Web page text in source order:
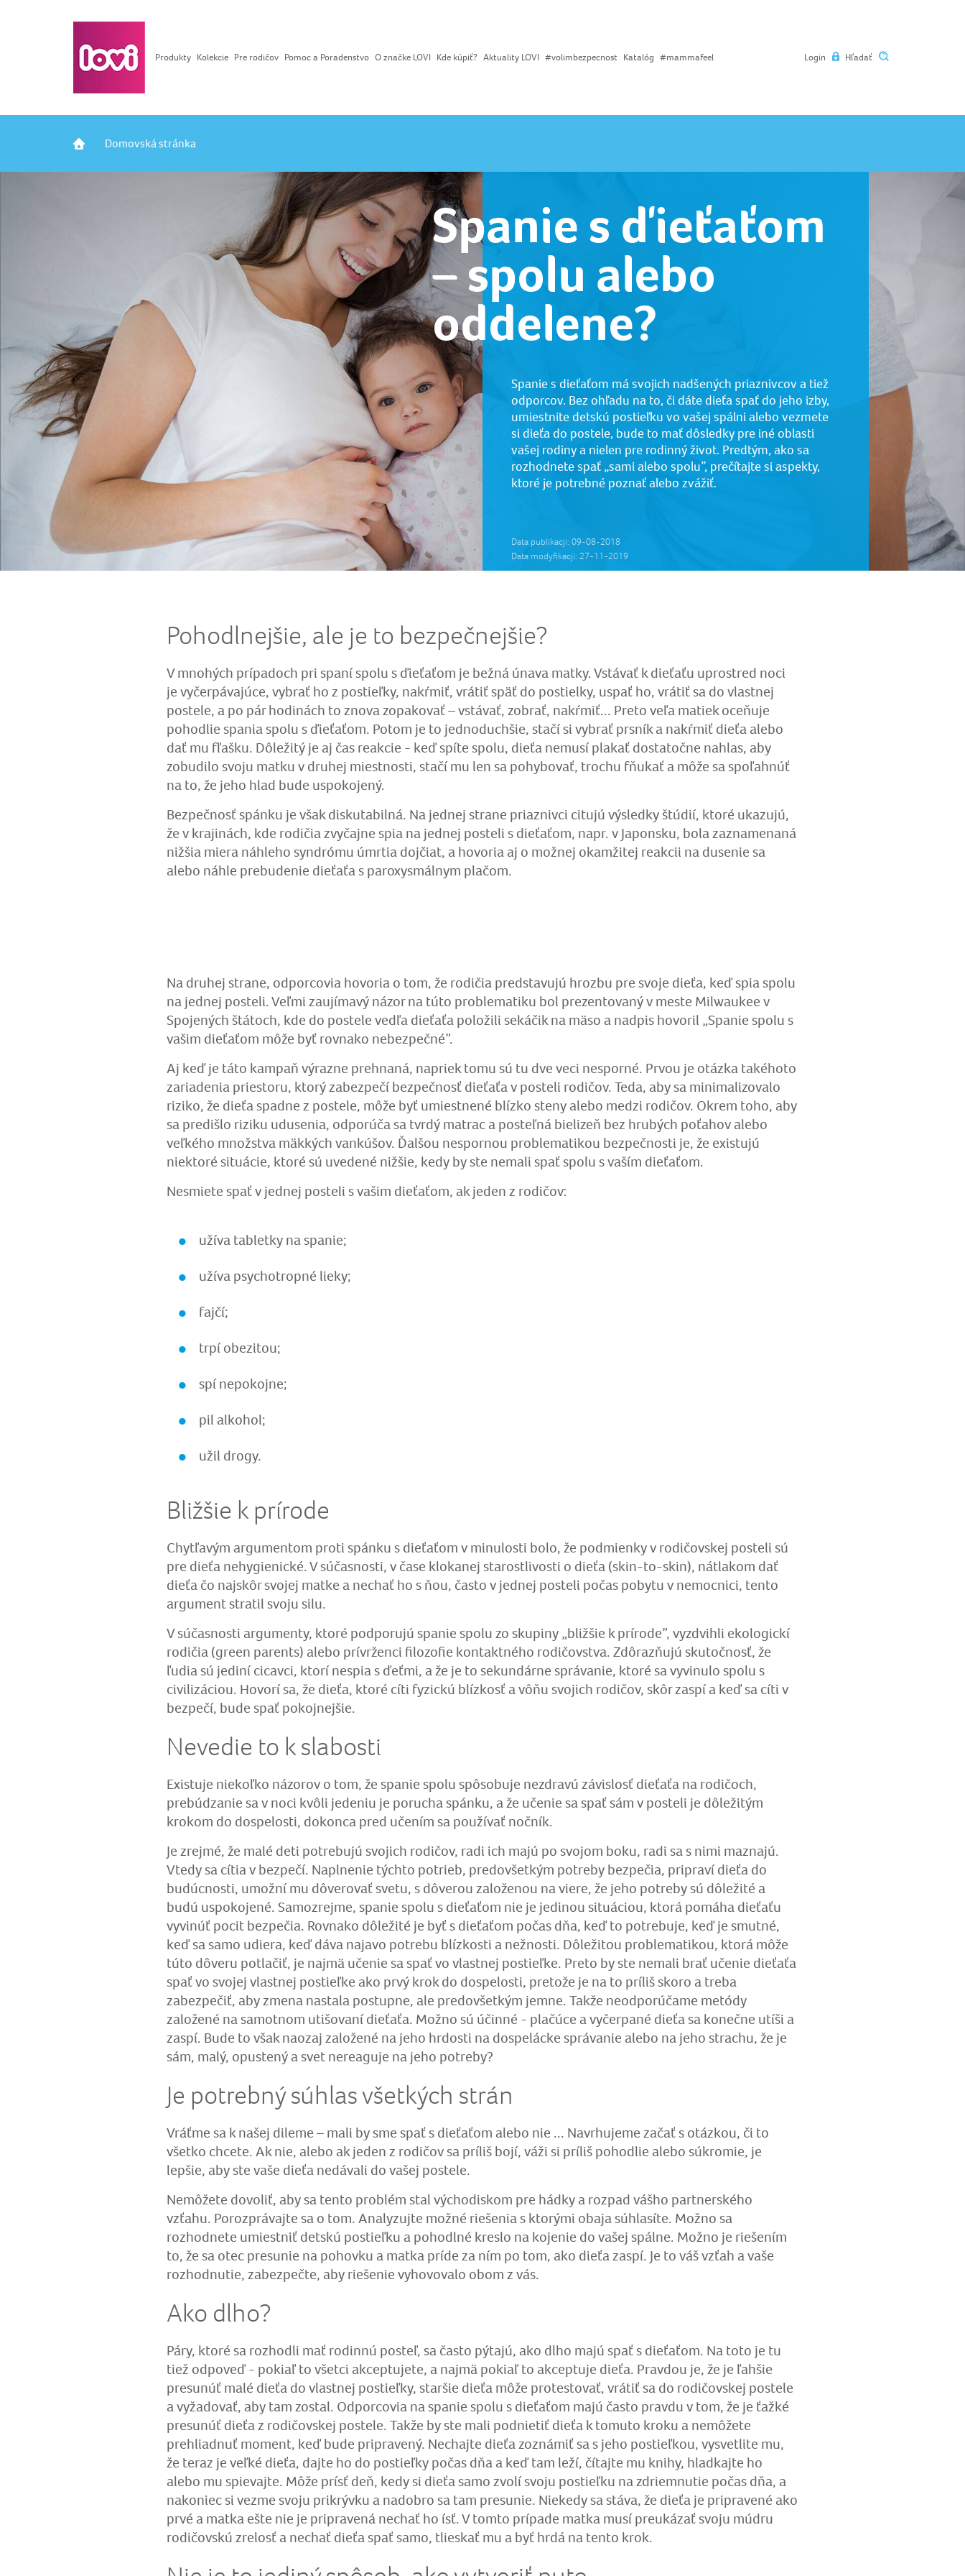
Produkty Kolekcie Pre rodičov Pomoc a Poradenstvo O značke LOVI Kde kúpiť? Aktuality LOVI #volimbezpecnost Katalóg #mammafeel Login Hľadať
Domovská stránka
Spanie s ďieťaťom
– spolu alebo
oddelene?
Spanie s dieťaťom má svojich nadšených priaznivcov a tiež
odporcov. Bez ohľadu na to, či dáte dieťa spať do jeho izby,
umiestnite detskú postieľku vo vašej spálni alebo vezmete
si dieťa do postele, bude to mať dôsledky pre iné oblasti
vašej rodiny a nielen pre rodinný život. Predtým, ako sa
rozhodnete spať „sami alebo spolu”, prečítajte si aspekty,
ktoré je potrebné poznať alebo zvážiť.
Data publikacji: 09-08-2018
Data modyfikacji: 27-11-2019
Pohodlnejšie, ale je to bezpečnejšie?
V mnohých prípadoch pri spaní spolu s ďieťaťom je bežná únava matky. Vstávať k dieťaťu uprostred noci
je vyčerpávajúce, vybrať ho z postieľky, nakŕmiť, vrátiť späť do postielky, uspať ho, vrátiť sa do vlastnej
postele, a po pár hodinách to znova zopakovať – vstávať, zobrať, nakŕmiť... Preto veľa matiek oceňuje
pohodlie spania spolu s ďieťaťom. Potom je to jednoduchšie, stačí si vybrať prsník a nakŕmiť dieťa alebo
dať mu fľašku. Dôležitý je aj čas reakcie - keď spíte spolu, dieťa nemusí plakať dostatočne nahlas, aby
zobudilo svoju matku v druhej miestnosti, stačí mu len sa pohybovať, trochu fňukať a môže sa spoľahnúť
na to, že jeho hlad bude uspokojený.
Bezpečnosť spánku je však diskutabilná. Na jednej strane priaznivci citujú výsledky štúdií, ktoré ukazujú,
že v krajinách, kde rodičia zvyčajne spia na jednej posteli s dieťaťom, napr. v Japonsku, bola zaznamenaná
nižšia miera náhleho syndrómu úmrtia dojčiat, a hovoria aj o možnej okamžitej reakcii na dusenie sa
alebo náhle prebudenie dieťaťa s paroxysmálnym plačom.
Na druhej strane, odporcovia hovoria o tom, že rodičia predstavujú hrozbu pre svoje dieťa, keď spia spolu
na jednej posteli. Veľmi zaujímavý názor na túto problematiku bol prezentovaný v meste Milwaukee v
Spojených štátoch, kde do postele vedľa dieťaťa položili sekáčik na mäso a nadpis hovoril „Spanie spolu s
vašim dieťaťom môže byť rovnako nebezpečné”.
Aj keď je táto kampaň výrazne prehnaná, napriek tomu sú tu dve veci nesporné. Prvou je otázka takéhoto
zariadenia priestoru, ktorý zabezpečí bezpečnosť dieťaťa v posteli rodičov. Teda, aby sa minimalizovalo
riziko, že dieťa spadne z postele, môže byť umiestnené blízko steny alebo medzi rodičov. Okrem toho, aby
sa predišlo riziku udusenia, odporúča sa tvrdý matrac a posteľná bielizeň bez hrubých poťahov alebo
veľkého množstva mäkkých vankúšov. Ďalšou nespornou problematikou bezpečnosti je, že existujú
niektoré situácie, ktoré sú uvedené nižšie, kedy by ste nemali spať spolu s vaším dieťaťom.
Nesmiete spať v jednej posteli s vašim dieťaťom, ak jeden z rodičov:
užíva tabletky na spanie;
užíva psychotropné lieky;
fajčí;
trpí obezitou;
spí nepokojne;
pil alkohol;
užil drogy.
Bližšie k prírode
Chytľavým argumentom proti spánku s dieťaťom v minulosti bolo, že podmienky v rodičovskej posteli sú
pre dieťa nehygienické. V súčasnosti, v čase klokanej starostlivosti o dieťa (skin-to-skin), nátlakom dať
dieťa čo najskôr svojej matke a nechať ho s ňou, často v jednej posteli počas pobytu v nemocnici, tento
argument stratil svoju silu.
V súčasnosti argumenty, ktoré podporujú spanie spolu zo skupiny „bližšie k prírode”, vyzdvihli ekologickí
rodičia (green parents) alebo prívrženci filozofie kontaktného rodičovstva. Zdôrazňujú skutočnosť, že
ľudia sú jediní cicavci, ktorí nespia s ďeťmi, a že je to sekundárne správanie, ktoré sa vyvinulo spolu s
civilizáciou. Hovorí sa, že dieťa, ktoré cíti fyzickú blízkosť a vôňu svojich rodičov, skôr zaspí a keď sa cíti v
bezpečí, bude spať pokojnejšie.
Nevedie to k slabosti
Existuje niekoľko názorov o tom, že spanie spolu spôsobuje nezdravú závislosť dieťaťa na rodičoch,
prebúdzanie sa v noci kvôli jedeniu je porucha spánku, a že učenie sa spať sám v posteli je dôležitým
krokom do dospelosti, dokonca pred učením sa používať nočník.
Je zrejmé, že malé deti potrebujú svojich rodičov, radi ich majú po svojom boku, radi sa s nimi maznajú.
Vtedy sa cítia v bezpečí. Naplnenie týchto potrieb, predovšetkým potreby bezpečia, pripraví dieťa do
budúcnosti, umožní mu dôverovať svetu, s dôverou založenou na viere, že jeho potreby sú dôležité a
budú uspokojené. Samozrejme, spanie spolu s dieťaťom nie je jedinou situáciou, ktorá pomáha dieťaťu
vyvinúť pocit bezpečia. Rovnako dôležité je byť s dieťaťom počas dňa, keď to potrebuje, keď je smutné,
keď sa samo udiera, keď dáva najavo potrebu blízkosti a nežnosti. Dôležitou problematikou, ktorá môže
túto dôveru potlačiť, je najmä učenie sa spať vo vlastnej postieľke. Preto by ste nemali brať učenie dieťaťa
spať vo svojej vlastnej postieľke ako prvý krok do dospelosti, pretože je na to príliš skoro a treba
zabezpečiť, aby zmena nastala postupne, ale predovšetkým jemne. Takže neodporúčame metódy
založené na samotnom utišovaní dieťaťa. Možno sú účinné - plačúce a vyčerpané dieťa sa konečne utíši a
zaspí. Bude to však naozaj založené na jeho hrdosti na dospelácke správanie alebo na jeho strachu, že je
sám, malý, opustený a svet nereaguje na jeho potreby?
Je potrebný súhlas všetkých strán
Vráťme sa k našej dileme – mali by sme spať s dieťaťom alebo nie ... Navrhujeme začať s otázkou, či to
všetko chcete. Ak nie, alebo ak jeden z rodičov sa príliš bojí, váži si príliš pohodlie alebo súkromie, je
lepšie, aby ste vaše dieťa nedávali do vašej postele.
Nemôžete dovoliť, aby sa tento problém stal východiskom pre hádky a rozpad vášho partnerského
vzťahu. Porozprávajte sa o tom. Analyzujte možné riešenia s ktorými obaja súhlasíte. Možno sa
rozhodnete umiestniť detskú postieľku a pohodlné kreslo na kojenie do vašej spálne. Možno je riešením
to, že sa otec presunie na pohovku a matka príde za ním po tom, ako dieťa zaspí. Je to váš vzťah a vaše
rozhodnutie, zabezpečte, aby riešenie vyhovovalo obom z vás.
Ako dlho?
Páry, ktoré sa rozhodli mať rodinnú posteľ, sa často pýtajú, ako dlho majú spať s dieťaťom. Na toto je tu
tiež odpoveď - pokiaľ to všetci akceptujete, a najmä pokiaľ to akceptuje dieťa. Pravdou je, že je ľahšie
presunúť malé dieťa do vlastnej postieľky, staršie dieťa môže protestovať, vrátiť sa do rodičovskej postele
a vyžadovať, aby tam zostal. Odporcovia na spanie spolu s dieťaťom majú často pravdu v tom, že je ťažké
presunúť dieťa z rodičovskej postele. Takže by ste mali podnietiť dieťa k tomuto kroku a nemôžete
prehliadnuť moment, keď bude pripravený. Nechajte dieťa zoznámiť sa s jeho postieľkou, vysvetlite mu,
že teraz je veľké dieťa, dajte ho do postieľky počas dňa a keď tam leží, čítajte mu knihy, hladkajte ho
alebo mu spievajte. Môže prísť deň, kedy si dieťa samo zvolí svoju postieľku na zdriemnutie počas dňa, a
nakoniec si vezme svoju prikrývku a nadobro sa tam presunie. Niekedy sa stáva, že dieťa je pripravené ako
prvé a matka ešte nie je pripravená nechať ho ísť. V tomto prípade matka musí preukázať svoju múdru
rodičovskú zrelosť a nechať dieťa spať samo, tlieskať mu a byť hrdá na tento krok.